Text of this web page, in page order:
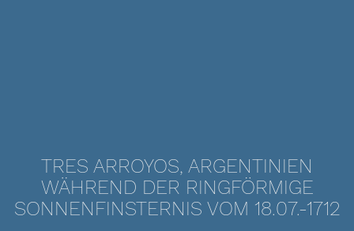
TRES ARROYOS, ARGENTINIEN
WÄHREND DER RINGFÖRMIGE
SONNENFINSTERNIS VOM 18.07.-1712